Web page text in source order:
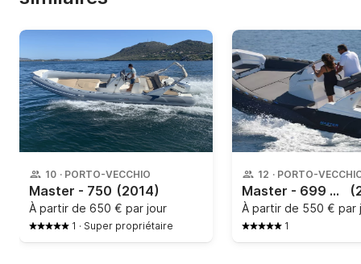
10 · PORTO-VECCHIO
Master - 750 (2014)
À partir de 650 € par jour
1 · Super propriétaire
12 · PORTO-
Master - 699 Open
À partir de 550 € par
1